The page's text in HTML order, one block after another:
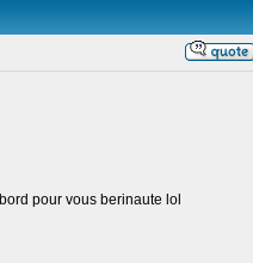
pour vous berinaute lol